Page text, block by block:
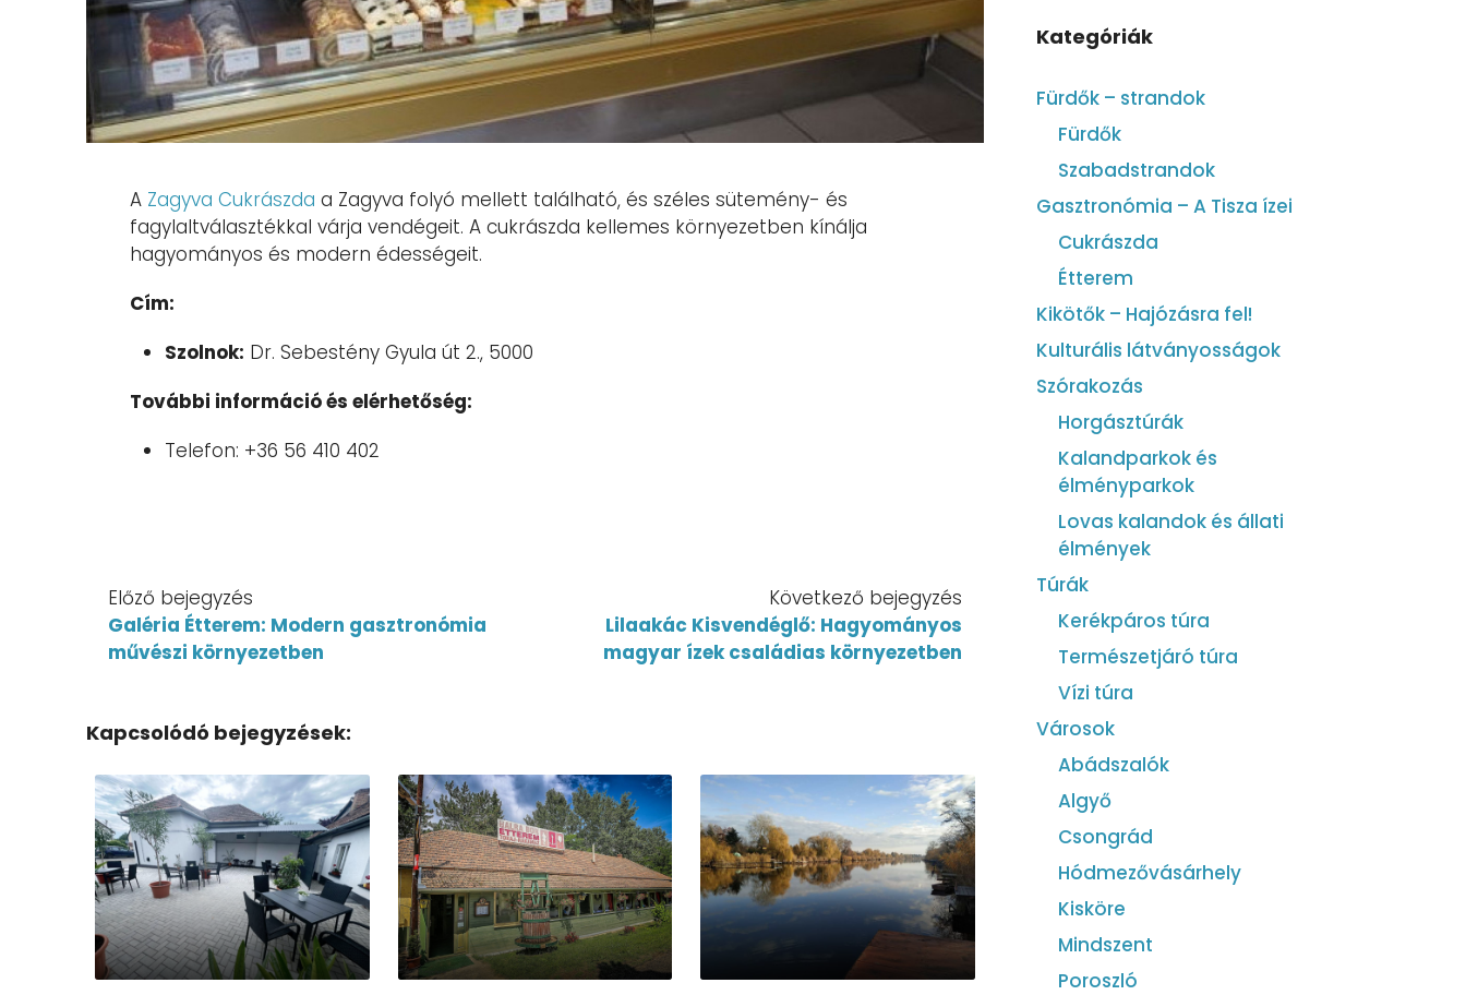
A Zagyva Cukrászda a Zagyva folyó mellett található, és széles sütemény- és
fagylaltválasztékkal várja vendégeit. A cukrászda kellemes környezetben kínálja
hagyományos és modern édességeit.
Cím:
Szolnok: Dr. Sebestény Gyula út 2., 5000
További információ és elérhetőség:
Telefon: +36 56 410 402
Előző bejegyzés
Galéria Étterem: Modern gasztronómia
művészi környezetben
Következő bejegyzés
Lilaakác Kisvendéglő: Hagyományos
magyar ízek családias környezetben
Kapcsolódó bejegyzések:
Kategóriák
Fürdők – strandok
Fürdők
Szabadstrandok
Gasztronómia – A Tisza ízei
Cukrászda
Étterem
Kikötők – Hajózásra fel!
Kulturális látványosságok
Szórakozás
Horgásztúrák
Kalandparkok és
élményparkok
Lovas kalandok és állati
élmények
Túrák
Kerékpáros túra
Természetjáró túra
Vízi túra
Városok
Abádszalók
Algyő
Csongrád
Hódmezővásárhely
Kisköre
Mindszent
Poroszló